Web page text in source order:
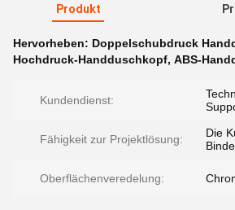
Produkt
Hervorheben: Doppelschubdruck
Hochdruck-Handduschkopf, ABS-
Kundendienst:
Fähigkeit zur Projektlösung:
Die
Oberflächenveredelung: